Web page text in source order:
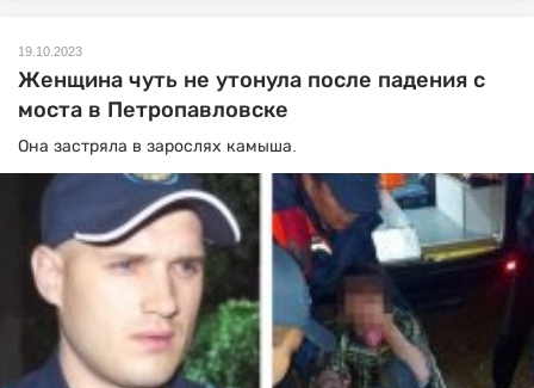
19.10.2023
Женщина чуть не утонула после падения с
моста в Петропавловске
Она застряла в зарослях камыша.